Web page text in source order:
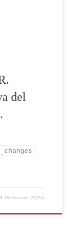
del
9 Gennaio 2026